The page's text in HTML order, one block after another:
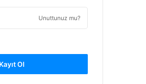
Unuttunuz mu?
Kayıt Ol